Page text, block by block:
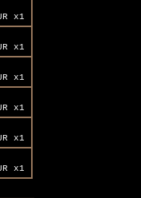
x1
x1
x1
x1
x1
x1